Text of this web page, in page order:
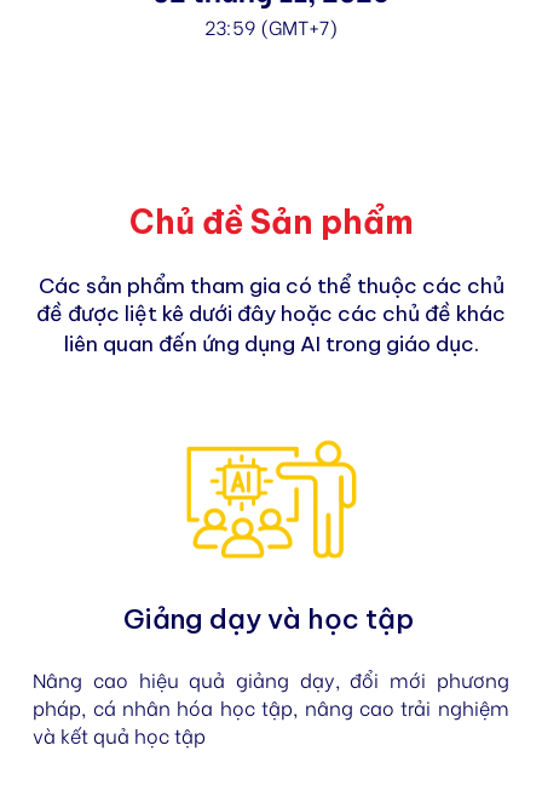
23:59 (GMT+7)
Chủ đề Sản phẩm
Các sản phẩm tham gia có thể thuộc các chủ
đề được liệt kê dưới đây hoặc các chủ đề khác
liên quan đến ứng dụng AI trong giáo dục.
Giảng dạy và học tập
Nâng cao hiệu quả giảng dạy, đổi mới phương
pháp, cá nhân hóa học tập, nâng cao trải nghiệm
và kết quả học tập